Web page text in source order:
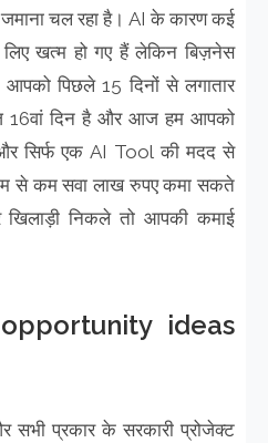
चल रहा है। AI के कारण कई
खत्म हो गए हैं लेकिन बिज़नेस
आपको पिछले 15 दिनों से लगातार
16वां दिन है और आज हम आपको
सिर्फ एक AI Tool की मदद से
से कम सवा लाख रुपए कमा सकते
निकले तो आपकी कमाई
ideas
सभी प्रकार के सरकारी प्रोजेक्ट